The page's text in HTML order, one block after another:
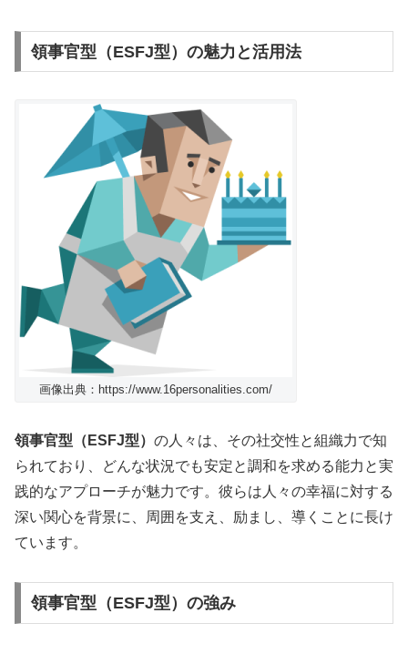
領事官型（ESFJ型）の魅力と活用法
画像出典：https://www.16personalities.com/
領事官型（ESFJ型） の人々は、その社交性と組織力で知
られており、どんな状況でも安定と調和を求める能力と実
践的なアプローチが魅力です。彼らは人々の幸福に対する
深い関心を背景に、周囲を支え、励まし、導くことに長け
ています。
領事官型（ESFJ型）の強み